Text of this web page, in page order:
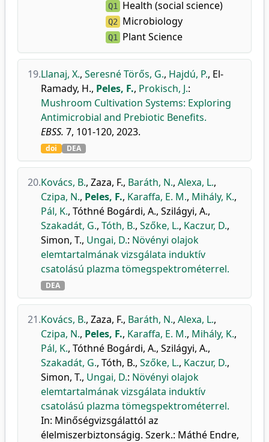
Q1 Health (social science)
Q2 Microbiology
Q1 Plant Science
19.Llanaj, X., Seresné Törős, G., Hajdú, P., El-
Ramady, H., Peles, F., Prokisch, J.:
Mushroom Cultivation Systems: Exploring
Antimicrobial and Prebiotic Benefits.
EBSS. 7, 101-120, 2023.
doi DEA
20.Kovács, B., Zaza, F., Baráth, N., Alexa, L.,
Czipa, N., Peles, F., Karaffa, E. M., Mihály, K.,
Pál, K., Tóthné Bogárdi, A., Szilágyi, A.,
Szakadát, G., Tóth, B., Szőke, L., Kaczur, D.,
Simon, T., Ungai, D.: Növényi olajok
elemtartalmának vizsgálata induktív
csatolású plazma tömegspektrométerrel.
DEA
21.Kovács, B., Zaza, F., Baráth, N., Alexa, L.,
Czipa, N., Peles, F., Karaffa, E. M., Mihály, K.,
Pál, K., Tóthné Bogárdi, A., Szilágyi, A.,
Szakadát, G., Tóth, B., Szőke, L., Kaczur, D.,
Simon, T., Ungai, D.: Növényi olajok
elemtartalmának vizsgálata induktív
csatolású plazma tömegspektrométerrel.
In: Minőségvizsgálattól az
élelmiszerbiztonságig. Szerk.: Máthé Endre,